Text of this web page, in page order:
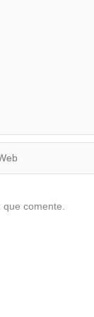
comente.